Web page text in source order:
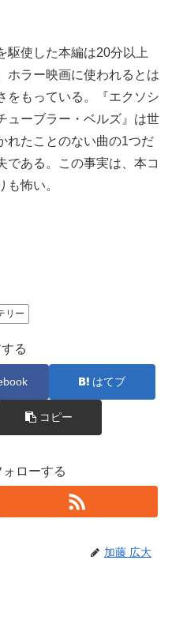
駆使した本編は20分以上
ホラー映画に使われるとは
をもっている。『エクソシ
ューブラー・ベルズ』は世
れたことのない曲の1つだ
である。この事実は、本コ
怖い。
リー
る
はてブ
コピー
ローする
加藤 広大